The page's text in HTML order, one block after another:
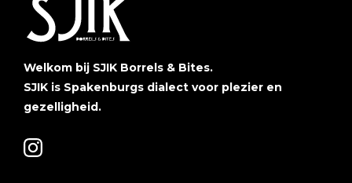
Welkom bij SJIK Borrels & Bites.
SJIK is Spakenburgs dialect voor plezier en
gezelligheid.